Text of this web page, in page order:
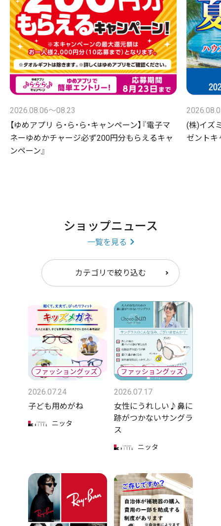
2026.08.06〜08.23
【ゆめアプリ ら・ら・ら・キャンペーン】『電子マ
ネーゆめかチャージ必ず200円分もらえるキャ
ンペーン』
(株)イズ
ゼントキ
ショップニュース
一覧を見る
カテゴリで絞り込む
2026.07.24
子ども用めがね
ニッタ
2026.07.17
女性にうれしい♪鼻に
跡がつかないサングラ
ス
ニッタ